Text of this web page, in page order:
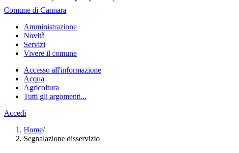
Comune di Cannara
Amministrazione
Novità
Servizi
Vivere il comune
Accesso all'informazione
Acqua
Agricoltura
Tutti gli argomenti...
Accedi
Home/
Segnalazione disservizio